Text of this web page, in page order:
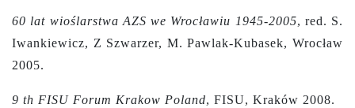
60 lat wioślarstwa AZS we Wrocławiu 1945-2005, red. S.
Iwankiewicz, Z Szwarzer, M. Pawlak-Kubasek, Wrocław
2005.
9 th FISU Forum Krakow Poland, FISU, Kraków 2008.